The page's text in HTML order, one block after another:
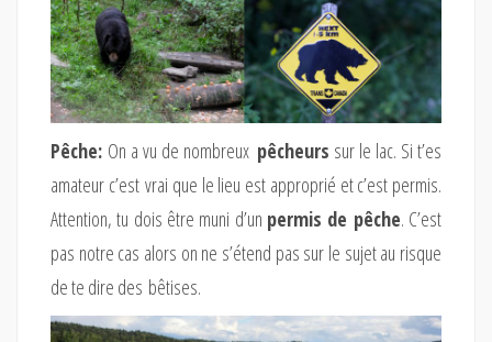
Pêche: On a vu de nombreux pêcheurs sur le lac. Si t’es
amateur c’est vrai que le lieu est approprié et c’est permis.
Attention, tu dois être muni d’un permis de pêche. C’est
pas notre cas alors on ne s’étend pas sur le sujet au risque
de te dire des bêtises.